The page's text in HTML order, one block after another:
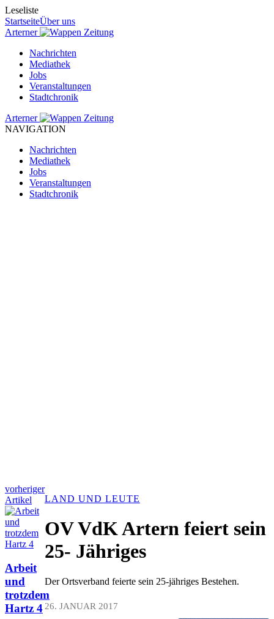
Leseliste
StartseiteÜber uns
Arterner
Zeitung
Nachrichten
Mediathek
Jobs
Veranstaltungen
Stadtchronik
Arterner
Zeitung
NAVIGATION
Nachrichten
Mediathek
Jobs
Veranstaltungen
Stadtchronik
vorheriger
Artikel
Arbeit
und
trotzdem
Hartz 4
LAND UND LEUTE
OV VdK Artern feiert sein
25- Jähriges
Der Ortsverband feierte sein 25-jähriges Bestehen.
26. JANUAR 2017